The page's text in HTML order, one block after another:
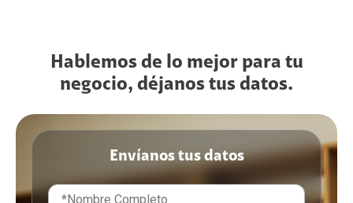
Hablemos de lo mejor para tu
negocio, déjanos tus datos.
Envíanos tus datos